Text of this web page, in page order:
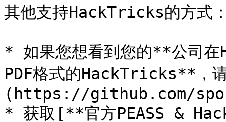
其他支持HackTricks的方式
* 如果您想看到您的**公司
PDF格式的HackTricks**，
(https://github.com/
* 获取[**官方PEASS &